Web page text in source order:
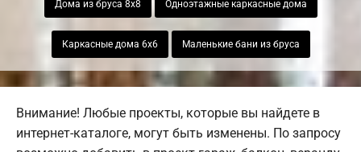
Дома из бруса 8х8 Одноэтажные каркасные дома
Каркасные дома 6х6 Маленькие бани из бруса
Внимание! Любые проекты, которые вы найдете в
интернет-каталоге, могут быть изменены. По запросу